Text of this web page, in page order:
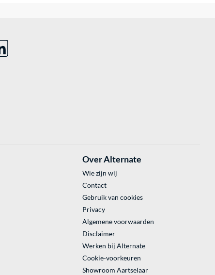
Over Alternate
Wie zijn wij
Contact
Gebruik van cookies
Privacy
Algemene voorwaarden
Disclaimer
Werken bij Alternate
Cookie-voorkeuren
Showroom Aartselaar